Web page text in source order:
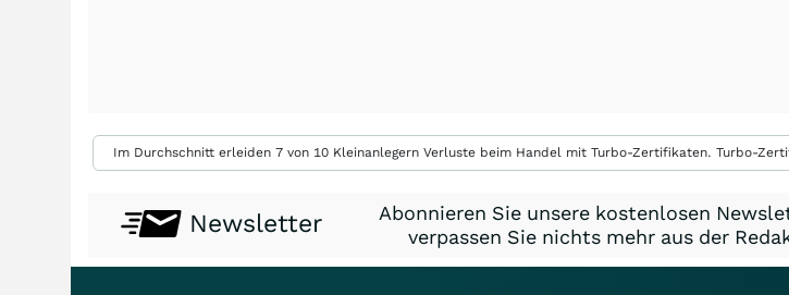
Im Durchschnitt erleiden 7 von 10 Kleinanlegern Verluste beim Handel mit Turbo-Zertifikaten. Turbo-
Newsletter
Abonnieren Sie unsere kostenlosen
verpassen Sie nichts mehr aus der